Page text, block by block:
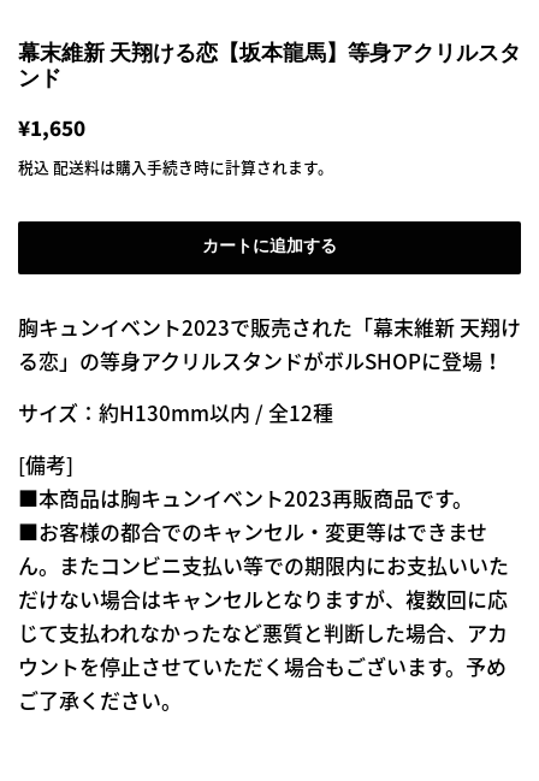
幕末維新 天翔ける恋【坂本龍馬】等身アクリルスタ
ンド
通
常
格
¥1,650
売
格
税込 配送料は購入手続き時に計算されます。
カートに追加する
胸キュンイベント2023で販売された「幕末維新 天翔け
る恋」の等身アクリルスタンドがボルSHOPに登場！
サイズ：約H130mm以内 / 全12種
[備考]
■本商品は胸キュンイベント2023再販商品です。
■お客様の都合でのキャンセル・変更等はできませ
ん。またコンビニ支払い等での期限内にお支払いいた
だけない場合はキャンセルとなりますが、複数回に応
じて支払われなかったなど悪質と判断した場合、アカ
ウントを停止させていただく場合もございます。予め
ご了承ください。